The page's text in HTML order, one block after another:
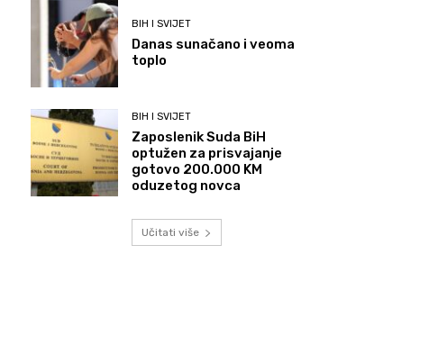
BIH I SVIJET
Danas sunačano i veoma
toplo
BIH I SVIJET
Zaposlenik Suda BiH
optužen za prisvajanje
gotovo 200.000 KM
oduzetog novca
Učitati više